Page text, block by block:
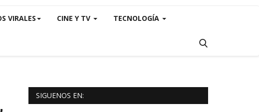
VIRALES CINE Y TV TECNOLOGÍA
SIGUENOS EN: